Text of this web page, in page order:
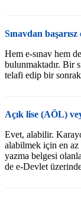
Sınavdan
Hem e-sınav hem
bulunmaktadır. Bir
telafi edip bir
Açık lise (AÖL)
Evet, alabilir.
alabilmek için en az
yazma belgesi
de e-Devlet